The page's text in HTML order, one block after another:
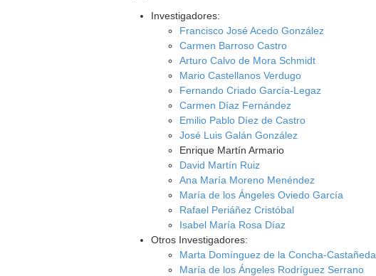
Investigadores:
Francisco José Acedo González
Carmen Barroso Castro
Arturo Calvo de Mora Schmidt
Mario Castellanos Verdugo
Fernando Criado García-Legaz
Carmen Díaz Fernández
Emilio Pablo Díez de Castro
José Luis Galán González
Enrique Martín Armario
David Martín Ruiz
Ana María Moreno Menéndez
María de los Ángeles Oviedo García
Rafael Periáñez Cristóbal
Isabel María Rosa Díaz
Otros Investigadores:
Marta Domínguez de la Concha-Castañeda
María de los Ángeles Rodríguez Serrano